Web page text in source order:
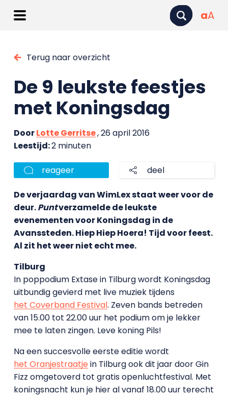
aA
Terug naar overzicht
De 9 leukste feestjes
met Koningsdag
DoorLotte Gerritse, 26 april 2016
Leestijd:2 minuten
reageer deel
De verjaardag van WimLex staat weer voor de
deur.Puntverzamelde de leukste
evenementen voor Koningsdag in de
Avanssteden. Hiep Hiep Hoera! Tijd voor feest.
Al zit het weer niet echt mee.
Tilburg
In poppodium Extase in Tilburg wordt Koningsdag
uitbundig gevierd met live muziek tijdens
het Coverband Festival. Zeven bands betreden
van 15.00 tot 22.00 uur het podium om je lekker
mee te laten zingen. Leve koning Pils!
Na een succesvolle eerste editie wordt
het Oranjestraatjein Tilburg ook dit jaar door Gin
Fizz omgetoverd tot gratis openluchtfestival. Met
koningsnacht kun je hier al vanaf 18.00 uur terecht